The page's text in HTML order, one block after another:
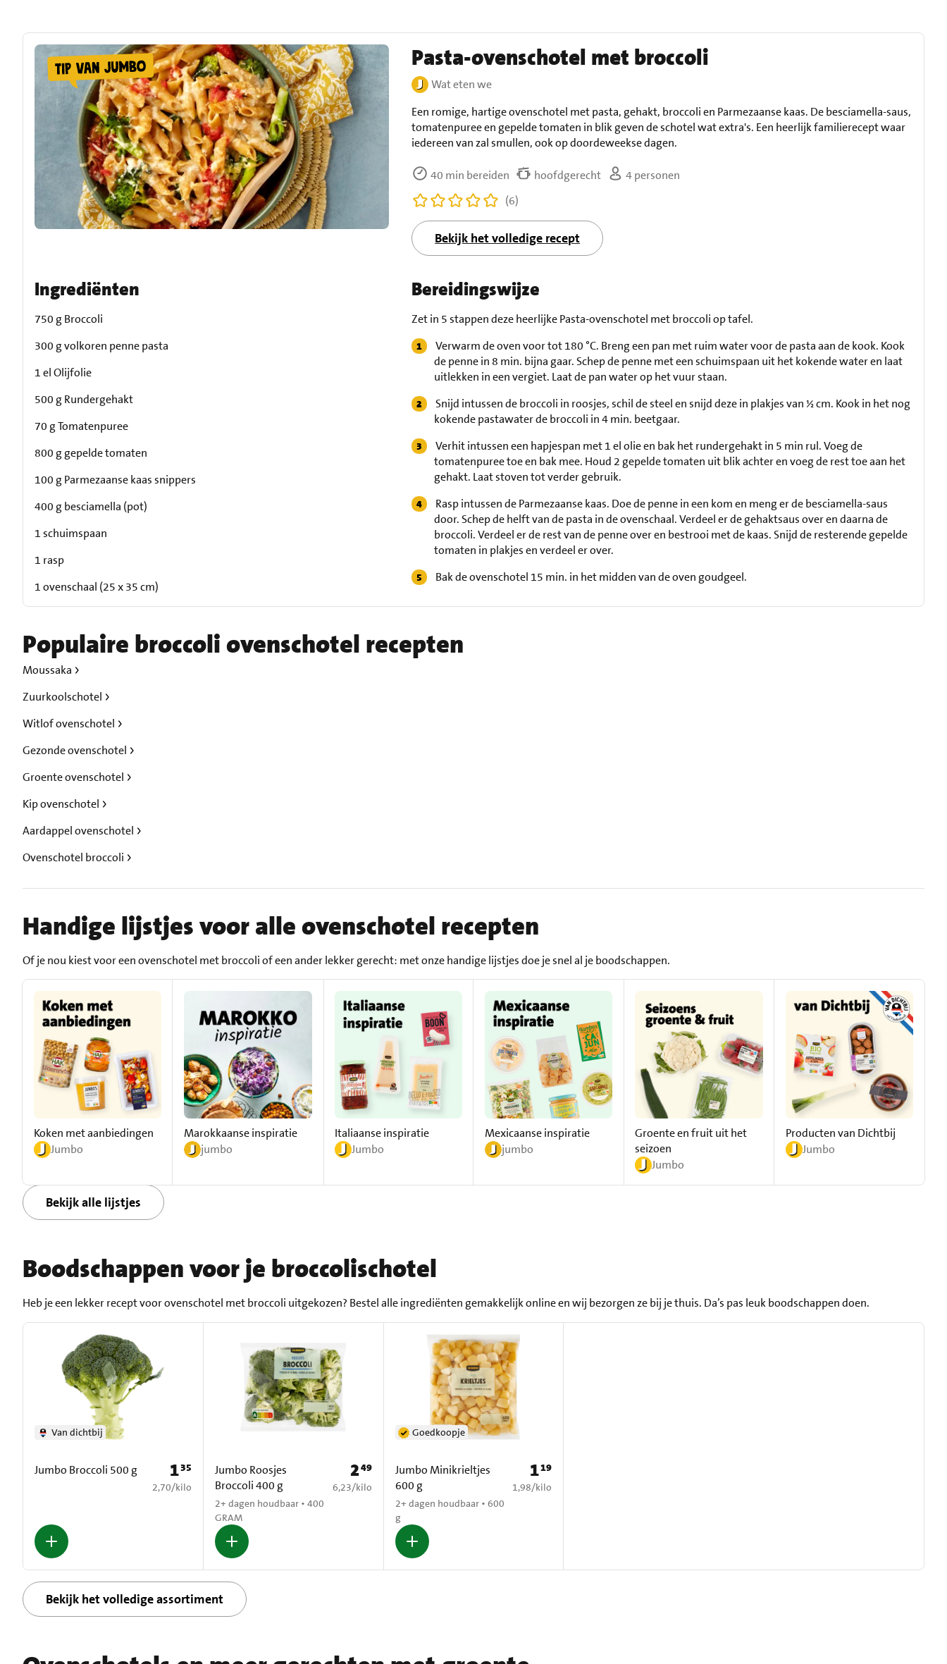
Pasta-ovenschotel met broccoli
Wat eten we
Een romige, hartige ovenschotel met pasta, gehakt, broccoli en Parmezaanse kaas. De besciamella-saus,
tomatenpuree en gepelde tomaten in blik geven de schotel wat extra's. Een heerlijk familierecept waar
iedereen van zal smullen, ook op doordeweekse dagen.
40 min bereiden hoofdgerecht
4 personen
(6)
Bekijk het volledige recept
Ingrediënten
750 g Broccoli
300 g volkoren penne pasta
1 el Olijfolie
500 g Rundergehakt
70 g Tomatenpuree
800 g gepelde tomaten
100 g Parmezaanse kaas snippers
400 g besciamella (pot)
1 schuimspaan
1 rasp
1 ovenschaal (25 x 35 cm)
Bereidingswijze
Zet in 5 stappen deze heerlijke Pasta-ovenschotel met broccoli op tafel.
Verwarm de oven voor tot 180 °C. Breng een pan met ruim water voor de pasta aan de kook. Kook
de penne in 8 min. bijna gaar. Schep de penne met een schuimspaan uit het kokende water en laat
uitlekken in een vergiet. Laat de pan water op het vuur staan.
Snijd intussen de broccoli in roosjes, schil de steel en snijd deze in plakjes van ½ cm. Kook in het nog
kokende pastawater de broccoli in 4 min. beetgaar.
Verhit intussen een hapjespan met 1 el olie en bak het rundergehakt in 5 min rul. Voeg de
tomatenpuree toe en bak mee. Houd 2 gepelde tomaten uit blik achter en voeg de rest toe aan het
gehakt. Laat stoven tot verder gebruik.
Rasp intussen de Parmezaanse kaas. Doe de penne in een kom en meng er de besciamella-saus
door. Schep de helft van de pasta in de ovenschaal. Verdeel er de gehaktsaus over en daarna de
broccoli. Verdeel er de rest van de penne over en bestrooi met de kaas. Snijd de resterende gepelde
tomaten in plakjes en verdeel er over.
Bak de ovenschotel 15 min. in het midden van de oven goudgeel.
Populaire broccoli ovenschotel recepten
Moussaka
Zuurkoolschotel
Witlof ovenschotel
Gezonde ovenschotel
Groente ovenschotel
Kip ovenschotel
Aardappel ovenschotel
Ovenschotel broccoli
Handige lijstjes voor alle ovenschotel recepten
Of je nou kiest voor een ovenschotel met broccoli of een ander lekker gerecht: met onze handige lijstjes doe je snel al je boodschappen.
Koken met aanbiedingen
Jumbo
Marokkaanse inspiratie
jumbo
Italiaanse inspiratie
Jumbo
Mexicaanse inspiratie
jumbo
Groente en fruit uit het
seizoen
Jumbo
Producten van Dichtbij
Jumbo
Bekijk alle lijstjes
Boodschappen voor je broccolischotel
Heb je een lekker recept voor ovenschotel met broccoli uitgekozen? Bestel alle ingrediënten gemakkelijk online en wij bezorgen ze bij je thuis. Da’s pas leuk boodschappen doen.
Jumbo Broccoli 500 g
Van dichtbij
Prijs: € 1,35
135
€ 2,70 per kilo
2,70/kilo
Jumbo Roosjes
Broccoli 400 g
2+ dagen houdbaar • 400
GRAM
Prijs: € 2,49
249
€ 6,23 per kilo
6,23/kilo
Jumbo Minikrieltjes
600 g
2+ dagen houdbaar • 600
g
Goedkoopje
Prijs: € 1,19
119
€ 1,98 per kilo
1,98/kilo
Bekijk het volledige assortiment